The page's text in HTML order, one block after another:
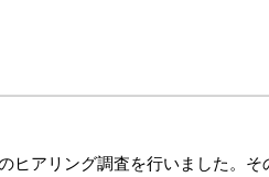
アリング調査を行いました。